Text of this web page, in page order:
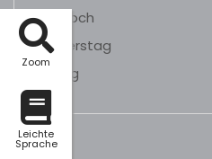
Zoom
Leichte
Sprache
Mittwoch
Donnerstag
Freitag